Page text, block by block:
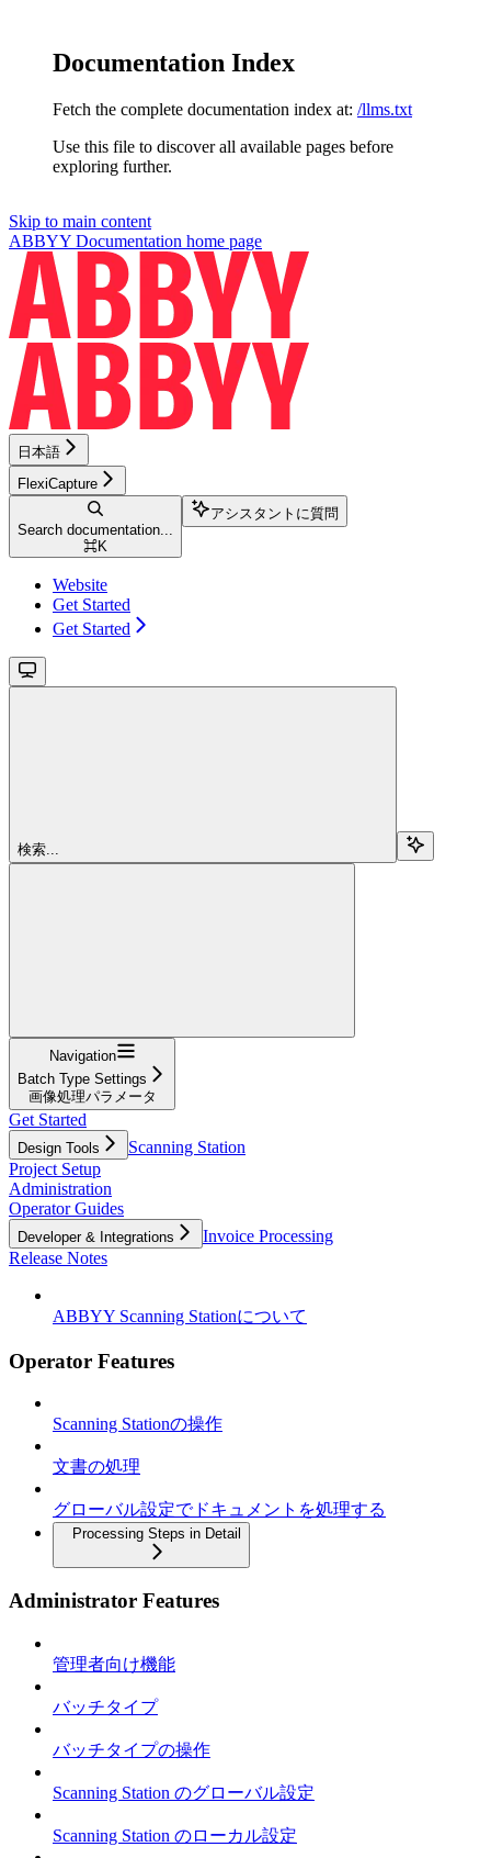
Documentation Index
Fetch the complete documentation index at: /llms.txt
Use this file to discover all available pages before
exploring further.
Skip to main content
ABBYY Documentation home page
日本語
FlexiCapture
Search documentation...
⌘K
アシスタントに質問
Website
Get Started
Get Started
検索...
Navigation
Batch Type Settings
画像処理パラメータ
Get Started
Design Tools
Scanning Station
Project Setup
Administration
Operator Guides
Developer & Integrations
Invoice Processing
Release Notes
ABBYY Scanning Stationについて
Operator Features
Scanning Stationの操作
文書の処理
グローバル設定でドキュメントを処理する
Processing Steps in Detail
Administrator Features
管理者向け機能
バッチタイプ
バッチタイプの操作
Scanning Station のグローバル設定
Scanning Station のローカル設定